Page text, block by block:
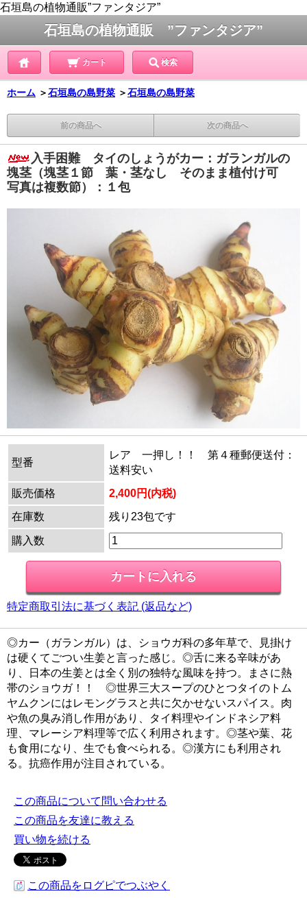
石垣島の植物通販”ファンタジア”
石垣島の植物通販 ”ファンタジア”
カート 検索
ホーム ＞石垣島の島野菜 ＞石垣島の島野菜
前の商品へ 次の商品へ
入手困難 タイのしょうがカー：ガランガルの
塊茎（塊茎１節 葉・茎なし そのまま植付け可
写真は複数節）：１包
型番
レア 一押し！！ 第４種郵便送付：
送料安い
販売価格
2,400円(内税)
在庫数
残り23包です
購入数
特定商取引法に基づく表記 (返品など)
◎カー（ガランガル）は、ショウガ科の多年草で、見掛け
は硬くてごつい生姜と言った感じ。◎舌に来る辛味があ
り、日本の生姜とは全く別の独特な風味を持つ。まさに熱
帯のショウガ！！ ◎世界三大スープのひとつタイのトム
ヤムクンにはレモングラスと共に欠かせないスパイス。肉
や魚の臭み消し作用があり、タイ料理やインドネシア料
理、マレーシア料理等で広く利用されます。◎茎や葉、花
も食用になり、生でも食べられる。◎漢方にも利用され
る。抗癌作用が注目されている。
この商品について問い合わせる
この商品を友達に教える
買い物を続ける
この商品をログピでつぶやく